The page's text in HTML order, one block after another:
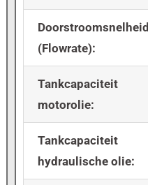
Doorstroomsnelheid
(Flowrate):
Tankcapaciteit
motorolie:
Tankcapaciteit
hydraulische olie: